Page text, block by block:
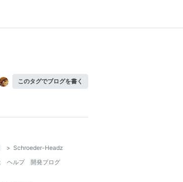
このタグでブログを書く
> Schroeder-Headz
ヘルプ
開発ブログ